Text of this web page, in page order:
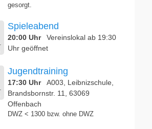
gesorgt.
Spieleabend
20:00 Uhr
Vereinslokal ab 19:30
Uhr geöffnet
Jugendtraining
17:30 Uhr
A003, Leibnizschule,
Brandsbornstr. 11, 63069
Offenbach
DWZ < 1300 bzw. ohne DWZ